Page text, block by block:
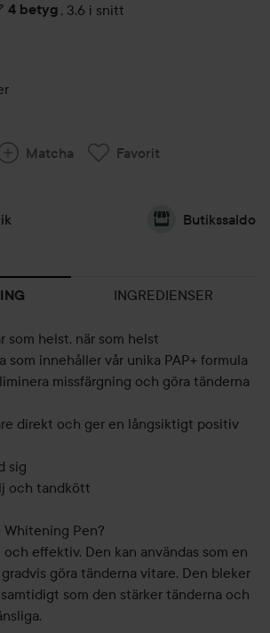
4 betyg , 3.6 i snitt
Matcha Favorit
Butikssaldo
INGREDIENSER
som helst, när som helst
som innehåller vår unika PAP+ formula
missfärgning och göra tänderna
direkt och ger en långsiktigt positiv
sig
och tandkött
Whitening Pen?
och effektiv. Den kan användas som en
göra tänderna vitare. Den bleker
som den stärker tänderna och